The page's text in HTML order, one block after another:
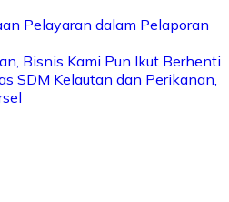
Pelayaran dalam Pelaporan
Bisnis Kami Pun Ikut Berhenti
SDM Kelautan dan Perikanan,